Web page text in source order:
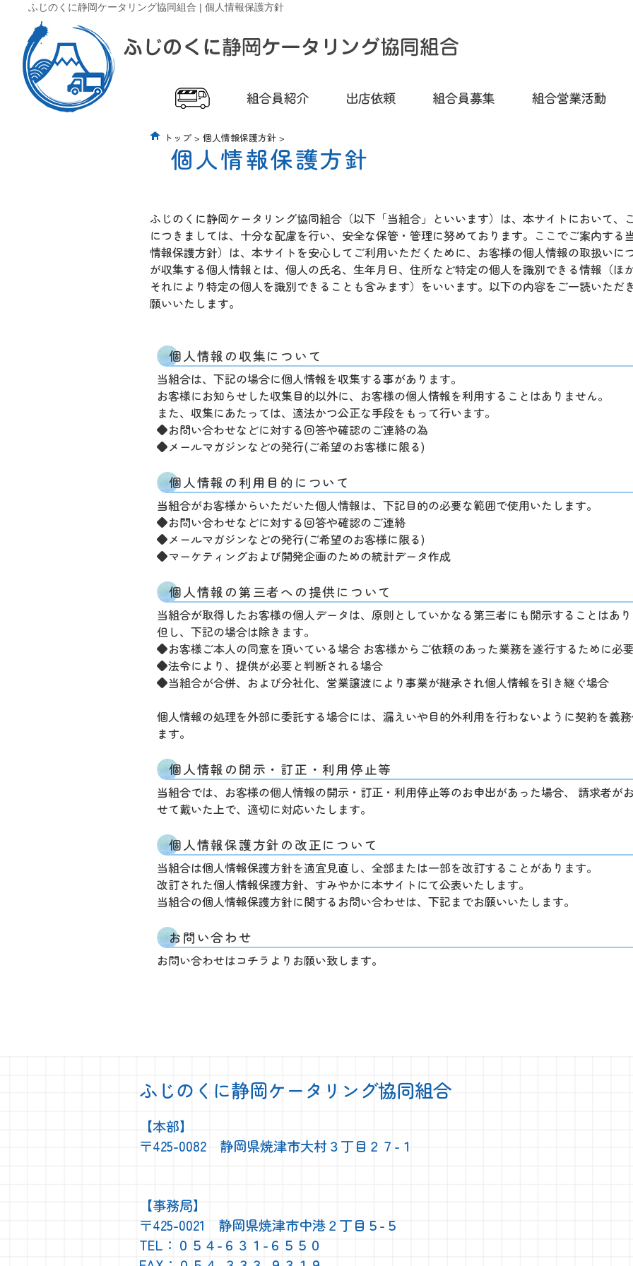
ふじのくに静岡ケータリング協同組合 | 個人情報保護方針
トップ > 個人情報保護方針 >
個人情報保護方針
ふじのくに静岡ケータリング協同組合（以下「当組合」といいます）は、本サイトにおいて、
につきましては、十分な配慮を行い、安全な保管・管理に努めております。ここでご案内する
情報保護方針）は、本サイトを安心してご利用いただくために、お客様の個人情報の取扱いに
が収集する個人情報とは、個人の氏名、生年月日、住所など特定の個人を識別できる情報（ほ
それにより特定の個人を識別できることも含みます）をいいます。以下の内容をご一読いただ
願いいたします。
個人情報の収集について
当組合は、下記の場合に個人情報を収集する事があります。
お客様にお知らせした収集目的以外に、お客様の個人情報を利用することはありません。
また、収集にあたっては、適法かつ公正な手段をもって行います。
◆お問い合わせなどに対する回答や確認のご連絡の為
◆メールマガジンなどの発行(ご希望のお客様に限る)
個人情報の利用目的について
当組合がお客様からいただいた個人情報は、下記目的の必要な範囲で使用いたします。
◆お問い合わせなどに対する回答や確認のご連絡
◆メールマガジンなどの発行(ご希望のお客様に限る)
◆マーケティングおよび開発企画のための統計データ作成
個人情報の第三者への提供について
当組合が取得したお客様の個人データは、原則としていかなる第三者にも開示することはあ
但し、下記の場合は除きます。
◆お客様ご本人の同意を頂いている場合 お客様からご依頼のあった業務を遂行するために必
◆法令により、提供が必要と判断される場合
◆当組合が合併、および分社化、営業譲渡により事業が継承され個人情報を引き継ぐ場合
個人情報の処理を外部に委託する場合には、漏えいや目的外利用を行わないように契約を義
ます。
個人情報の開示・訂正・利用停止等
当組合では、お客様の個人情報の開示・訂正・利用停止等のお申出があった場合、 請求者が
せて戴いた上で、適切に対応いたします。
個人情報保護方針の改正について
当組合は個人情報保護方針を適宜見直し、全部または一部を改訂することがあります。
改訂された個人情報保護方針、すみやかに本サイトにて公表いたします。
当組合の個人情報保護方針に関するお問い合わせは、下記までお願いいたします。
お問い合わせ
お問い合わせはコチラよりお願い致します。
ふじのくに静岡ケータリング協同組合
【本部】
〒425-0082 静岡県焼津市大村３丁目２７-１
【事務局】
〒425-0021 静岡県焼津市中港２丁目５-５
TEL：０５４-６３１-６５５０